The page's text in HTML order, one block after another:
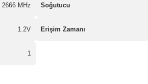
2666 MHz Soğutucu
1.2V Erişim Zamanı
1